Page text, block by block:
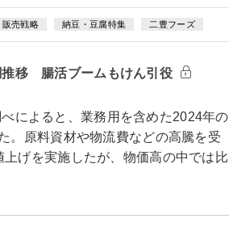
販売戦略 納豆・豆腐特集 二豊フーズ
移 腸活ブームもけん引役
によると、業務用を含めた2024年の
。原料資材や物流費などの高騰を受
げを実施したが、物価高の中では比